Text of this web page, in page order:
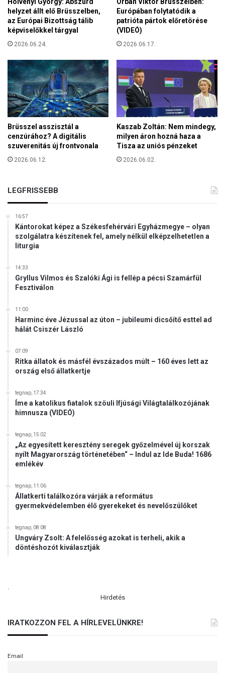
Hölvényi György: Abszurd
helyzet állt elő Brüsszelben,
az Európai Bizottság tálib
képviselőkkel tárgyal
2026.06.24.
Orbán Viktor Brüsszelben:
Európában folytatódik a
patrióta pártok előretörése
(VIDEÓ)
2026.06.17.
Brüsszel asszisztál a
cenzúrához? A digitális
szuverenitás új frontvonala
2026.06.12.
Kaszab Zoltán: Nem mindegy,
milyen áron hozná haza a
Tisza az uniós pénzeket
2026.06.02.
LEGFRISSEBB
16:57
Kántorokat képez a Székesfehérvári Egyházmegye – olyan
szolgálatra készítenek fel, amely nélkül elképzelhetetlen a
liturgia
14:33
Gryllus Vilmos és Szalóki Ági is fellép a pécsi Szamárfül
Fesztiválon
11:00
Harminc éve Jézussal az úton – jubileumi dicsőítő esttel ad
hálát Csiszér László
07:09
Ritka állatok és másfél évszázados múlt – 160 éves lett az
ország első állatkertje
tegnap, 17:34
Íme a katolikus fiatalok szöuli Ifjúsági Világtalálkozójának
himnusza (VIDEÓ)
tegnap, 15:02
„Az egyesített keresztény seregek győzelmével új korszak
nyílt Magyarország történetében“ – Indul az Ide Buda! 1686
emlékév
tegnap, 11:06
Állatkerti találkozóra várják a református
gyermekvédelemben élő gyerekeket és nevelőszülőket
tegnap, 08:08
Ungváry Zsolt: A felelősség azokat is terheli, akik a
döntéshozót kiválasztják
Hirdetés
IRATKOZZON FEL A HÍRLEVELÜNKRE!
Email